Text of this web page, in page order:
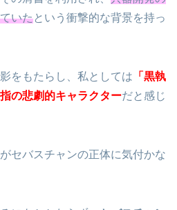
いたという衝撃的な背景を持っ
をもたらし、私としては 「黒執
の悲劇的キャラクターだと感じ
セバスチャンの正体に気付かな